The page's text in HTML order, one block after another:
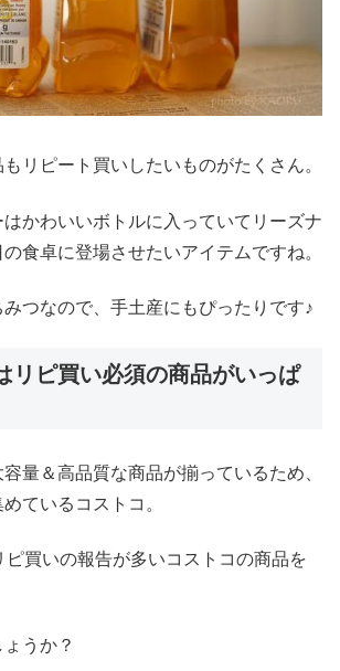
リピート買いしたいものがたくさん。
かわいいボトルに入っていてリーズナ
食卓に登場させたいアイテムですね。
つなので、手土産にもぴったりです♪
リピ買い必須の商品がいっぱ
量＆高品質な商品が揃っているため、
ているコストコ。
買いの報告が多いコストコの商品を
うか？